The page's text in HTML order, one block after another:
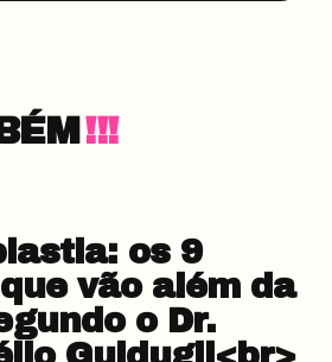
os 9
vão além da
o Dr.